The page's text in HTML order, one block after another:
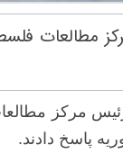
مرکز
پاسخ دادند.